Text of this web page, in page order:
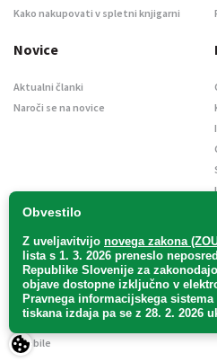
Obvestilo
Z uveljavitvijo novega zakona
lista s 1. 3. 2026 preneslo
Republike Slovenije za zakonodajo
objave dostopne izključno v
Pravnega informacijskega
tiskana izdaja pa se z 28. 2. 2026
Kako nakupovati v spletni knjigarni
Novice
Aktualni članki
Naroči se na novice
Uradni list d. o. o. – v likvidaciji / Vse pravice
2Mobile